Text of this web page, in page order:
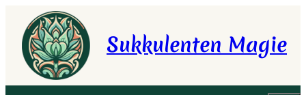
Inhalt
springen
Sukkulenten Magie